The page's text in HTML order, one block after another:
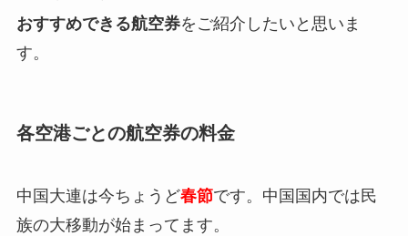
おすすめできる航空券をご紹介したいと思いま
す。
各空港ごとの航空券の料金
中国大連は今ちょうど春節です。中国国内では民
族の大移動が始まってます。